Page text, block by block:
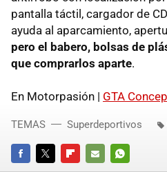
pantalla táctil, cargador de
ayuda al aparcamiento,
pero el babero, bolsas de
que comprarlos aparte.
En Motorpasión | GTA
TEMAS Superdeportivos